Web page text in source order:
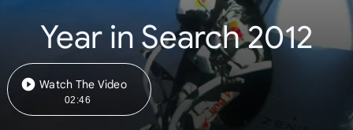
Year in Search 2012
Watch The Video
02:46